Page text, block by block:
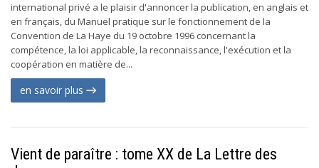
international privé a le plaisir d'annoncer la publication, en anglais et
en français, du Manuel pratique sur le fonctionnement de la
Convention de La Haye du 19 octobre 1996 concernant la
compétence, la loi applicable, la reconnaissance, l'exécution et la
coopération en matière de...
en savoir plus
Vient de paraître : tome XX de La Lettre des